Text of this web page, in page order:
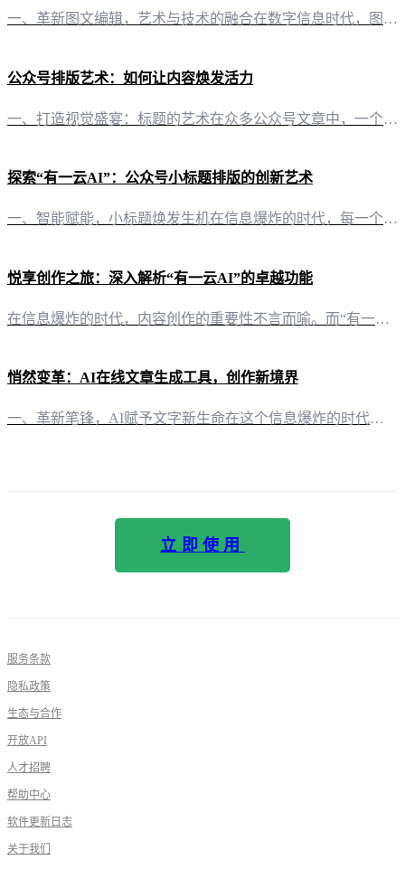
一、革新图文编辑，艺术与技术的融合在数字信息时代，图文编辑不仅是传达信息的方式，更是构建品牌形象、传递情感的重要手段。微信公众号，作为众多自媒体创作者的聚集地，对于图文编辑的要求越来越高。 二、有一云AI：智能化图文编辑助手 2.1 创意无限，排版自如“有一云AI”以其创新的AI智能写作+排版功能，为自媒体创作者带来了前所未有的便捷。这款软件提供了数千款装修皮肤，涵盖标题、内容、图文、分隔、引导
公众号排版艺术：如何让内容焕发活力
一、打造视觉盛宴：标题的艺术在众多公众号文章中，一个吸引眼球的标题是至关重要的。使用“有一云AI”的标题生成功能，你可以轻松创作出既符合内容主题，又充满吸引力的标题。例如，将一篇关于健康饮食的文章命名为“解锁健康秘籍：这样吃，远离疾病困扰”，不仅点明了文章主题，还激发了读者的好奇心。 二、图文并茂：内容呈现的秘诀“有一云AI”的内容排版功能，提供了数千款装修皮肤，涵盖标题、内容、图文、分隔、引导
探索“有一云AI”：公众号小标题排版的创新艺术
一、智能赋能，小标题焕发生机在信息爆炸的时代，每一个小标题都承载着吸引读者目光的使命。而“有一云AI”的出现，为公众号的小标题排版带来了前所未有的创新与活力。 二、千款皮肤，风格随心所欲“有一云AI”提供数千款装修皮肤，涵盖标题、内容、图文、分隔、引导等五大类，满足自媒体创作者多样化的排版需求。无论是简约大气，还是华丽精致，都能在这里找到心仪的风格。 三、多平台兼容，创作无界“有一云AI”支持公
悦享创作之旅：深入解析“有一云AI”的卓越功能
在信息爆炸的时代，内容创作的重要性不言而喻。而“有一云AI”作为一款创新型AI智能写作+排版软件，以其卓越的功能，为自媒体创作者开启了一扇全新的创作之门。 二、内容排版：千款皮肤，定制你的风格“有一云AI”在内容排版方面，提供了丰富的设计元素。五大类数千款装修皮肤，包含标题、内容、图文、分隔、引导等元素，让你的文章瞬间焕发活力。 三、内容创作：多平台支持，一应俱全从公众号、头条号，到小红书、百家号
悄然变革：AI在线文章生成工具，创作新境界
一、革新笔锋，AI赋予文字新生命在这个信息爆炸的时代，内容创作已成为自媒体的核心竞争力。然而，面对日益增多的创作需求，如何高效产出高质量内容，成为创作者们亟待解决的问题。此时，“有一云AI”应运而生，以其卓越的AI智能写作+排版技术，为创作者们开辟了全新的创作天地。 二、排版美学，千款皮肤解锁创作灵感“有一云AI”在内容排版方面独具匠心，提供涵盖标题、内容、图文、分隔、引导等五大类的数千款装修皮
立即使用
服务条款
隐私政策
生态与合作
开放API
人才招聘
帮助中心
软件更新日志
关于我们